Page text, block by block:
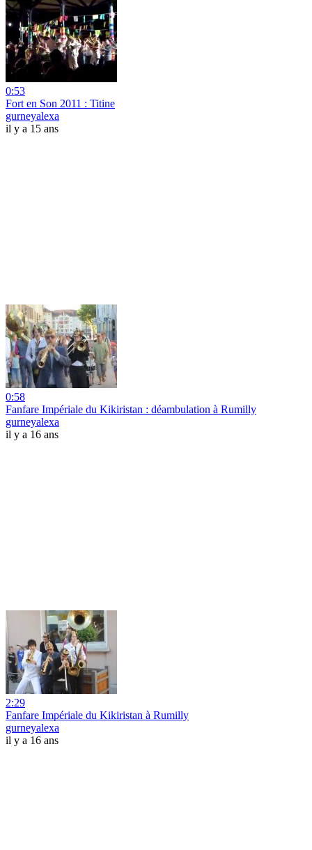
0:53
Fort en Son 2011 : Titine
gurneyalexa
il y a 15 ans
0:58
Fanfare Impériale du Kikiristan : déambulation à Rumilly
gurneyalexa
il y a 16 ans
2:29
Fanfare Impériale du Kikiristan à Rumilly
gurneyalexa
il y a 16 ans